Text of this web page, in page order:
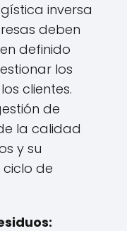
inversa
deben
definido
los
clientes.
de
la calidad
y su
de